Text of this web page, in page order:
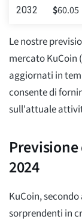
2032 $60.05
Le nostre
mercato KuCoin
aggiornati in
consente di
sull'attuale
Previsione
2024
KuCoin,
sorprendenti in